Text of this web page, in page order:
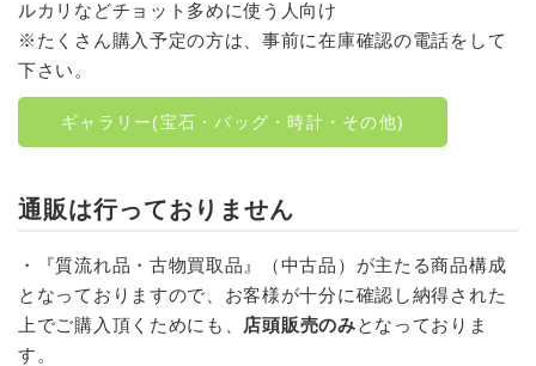
ルカリなどチョット多めに使う人向け
※たくさん購入予定の方は、事前に在庫確認の電話をして
下さい。
ギャラリー(宝石・バッグ・時計・その他)
通販は行っておりません
・『質流れ品・古物買取品』（中古品）が主たる商品構成
となっておりますので、お客様が十分に確認し納得された
上でご購入頂くためにも、 店頭販売のみとなっておりま
す。